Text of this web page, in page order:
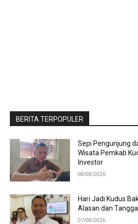
BERITA TERPOPULER
Sepi Pengunjung
Wisata Pemkab
Investor
08/08/2026
Hari Jadi Kudus
Alasan dan
07/08/2026